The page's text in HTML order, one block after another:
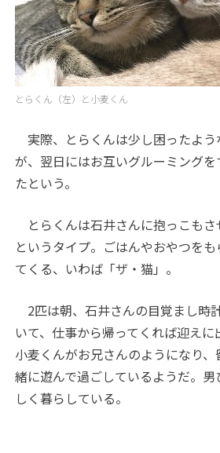
とらくん（左）と小麦くん
実際、とらくんは少し困ったよ
が、翌日にはお互いグルーミング
たという。
とらくんは石井さんに抱っこも
というタイプ。ごはんやおやつを
てくる、いわば「ザ・猫」。
2匹は朝、石井さんの目覚まし時
いて、仕事から帰ってくれば迎え
小麦くんがお兄さんのようになり
緒に遊んで過ごしているようだ。
しく暮らしている。